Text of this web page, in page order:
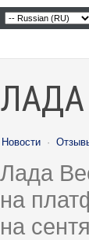
ЛАДА
Новости ·
Лада
на
на